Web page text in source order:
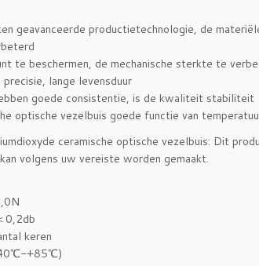
geavanceerde productietechnologie, de
te beschermen, de mechanische sterkte te
lange levensduur
goede consistentie, is de kwaliteit stabiliteit
optische vezelbuis goede functie van
ceramische optische vezelbuis: Dit
volgens uw vereiste worden gemaakt.
0,2db
keren
40℃-+85℃)